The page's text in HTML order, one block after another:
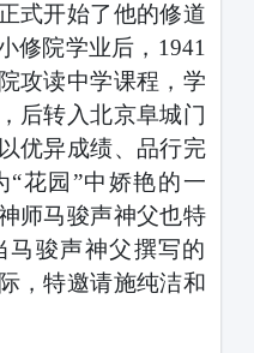
式开始了他的修道
修院学业后， 1941
攻读中学课程，学
后转入北京阜城门
优异成绩、品行完
“花园”中娇艳的一
师马骏声神父也特
马骏声神父撰写的
，特邀请施纯洁和